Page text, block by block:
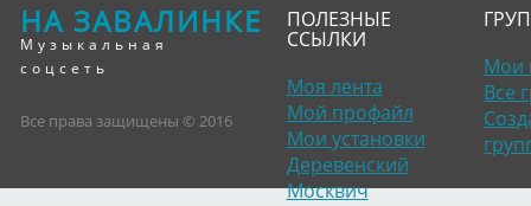
НА ЗАВАЛИНКЕ
Музыкальная
соцсеть
Все права защищены © 2016
ПОЛЕЗНЫЕ
ССЫЛКИ
Моя лента
Мой профайл
Мои установки
Деревенский
Москвич
Мои
Все